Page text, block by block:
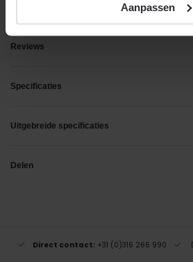
Aanpassen
Reviews
Specificaties
Uitgebreide specificaties
Delen
Direct contact: +31 (0)316 266 990